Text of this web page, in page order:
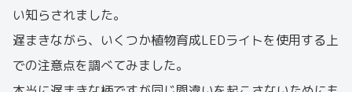
い知らされました。
遅まきながら、いくつか植物育成LEDライトを使用する上
での注意点を調べてみました。